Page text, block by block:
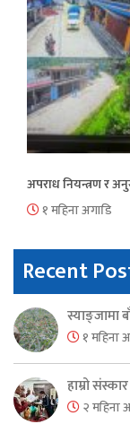
अपराध नियन्त्रण र
१ महिना अगाडि
Recent
स्याङ्जामा
१ महिना
हाम्रो
२ महिना